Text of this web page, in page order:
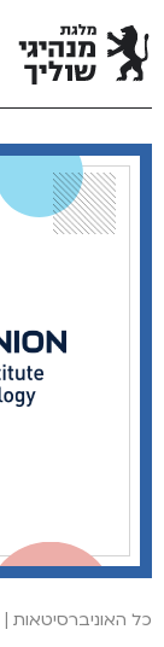
כל האוניברסיטאות |